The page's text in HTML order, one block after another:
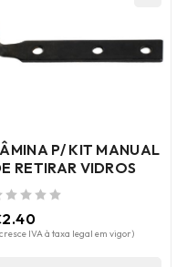
P/ KIT MANUAL
RETIRAR VIDROS
2.40
IVA à taxa legal em vigor)